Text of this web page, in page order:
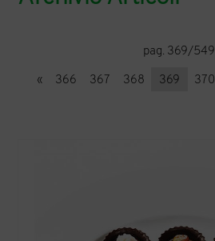
pag. 369/549
« 366 367 368 369 370